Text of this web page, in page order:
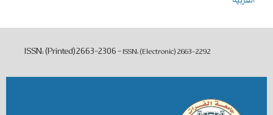
ISSN: (Printed) 2663-2306 -ISSN: (Electronic)2663-2292